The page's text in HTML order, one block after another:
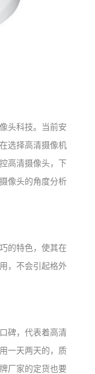
头科技。当前安
选择高清摄像机
高清摄像头，下
像头的角度分析
的特色，使其在
，不会引起格外
碑，代表着高清
一天两天的，质
厂家的定货也要